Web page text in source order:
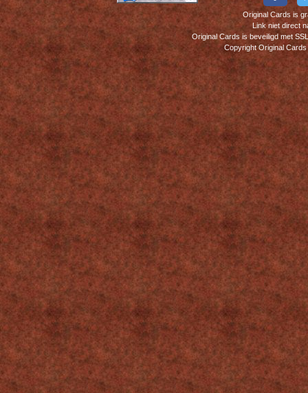
Original Cards is
Link niet direct
Original Cards is beveiligd met
Copyright Original